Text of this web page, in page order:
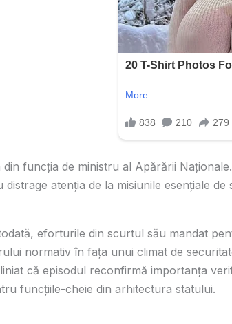
din funcția de ministru al Apărării
atenția de la misiunile esențiale
eforturile din scurtul său mandat
normativ în fața unui climat de
că episodul reconfirmă importanța
funcțiile-cheie din arhitectura statului.